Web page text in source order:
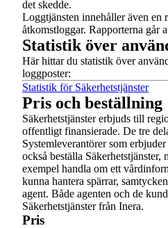
det skedde.
Loggtjänsten innehåller även
åtkomstloggar. Rapporterna går
Statistik över
Här hittar du statistik över
loggposter:
Statistik för Säkerhetstjänster
Pris och beställning
Säkerhetstjänster erbjuds till
offentligt finansierade. De tre
Systemleverantörer som
också beställa
exempel handla om ett
kunna hantera spärrar,
agent. Både agenten och de
Säkerhetstjänster från Inera.
Pris